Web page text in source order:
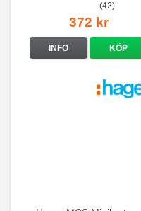
(42)
372 kr
INFO KÖP